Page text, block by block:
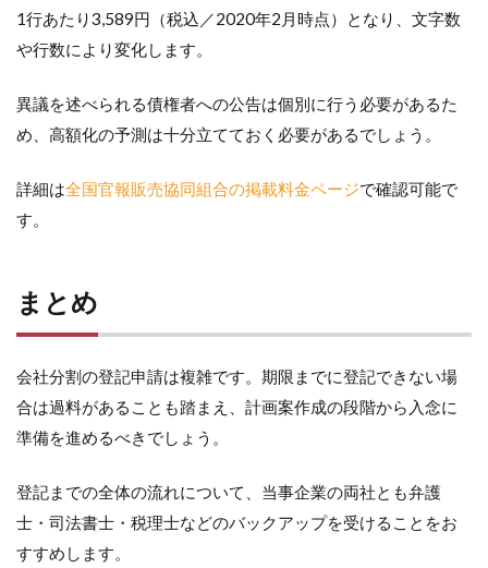
1行あたり3,589円（税込／2020年2月時点）となり、文字数
や行数により変化します。
異議を述べられる債権者への公告は個別に行う必要があるた
め、高額化の予測は十分立てておく必要があるでしょう。
詳細は全国官報販売協同組合の掲載料金ページで確認可能で
す。
まとめ
会社分割の登記申請は複雑です。期限までに登記できない場
合は過料があることも踏まえ、計画案作成の段階から入念に
準備を進めるべきでしょう。
登記までの全体の流れについて、当事企業の両社とも弁護
士・司法書士・税理士などのバックアップを受けることをお
すすめします。